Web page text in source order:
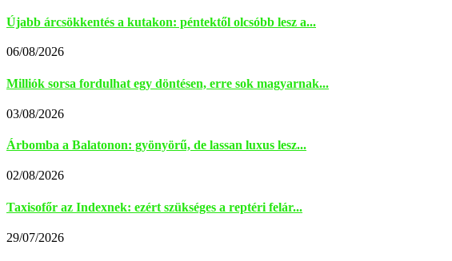
Újabb árcsökkentés a kutakon: péntektől olcsóbb lesz a...
06/08/2026
Milliók sorsa fordulhat egy döntésen, erre sok magyarnak...
03/08/2026
Árbomba a Balatonon: gyönyörű, de lassan luxus lesz...
02/08/2026
Taxisofőr az Indexnek: ezért szükséges a reptéri felár...
29/07/2026